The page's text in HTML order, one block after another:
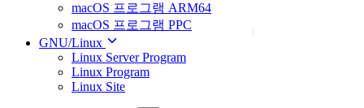
macOS 프로그램 ARM64
macOS 프로그램 PPC
GNU/Linux
Linux Server Program
Linux Program
Linux Site